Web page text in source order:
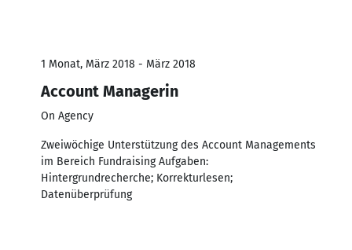
1 Monat, März 2018 - März 2018
Account Managerin
On Agency
Zweiwöchige Unterstützung des Account Managements
im Bereich Fundraising Aufgaben:
Hintergrundrecherche; Korrekturlesen;
Datenüberprüfung